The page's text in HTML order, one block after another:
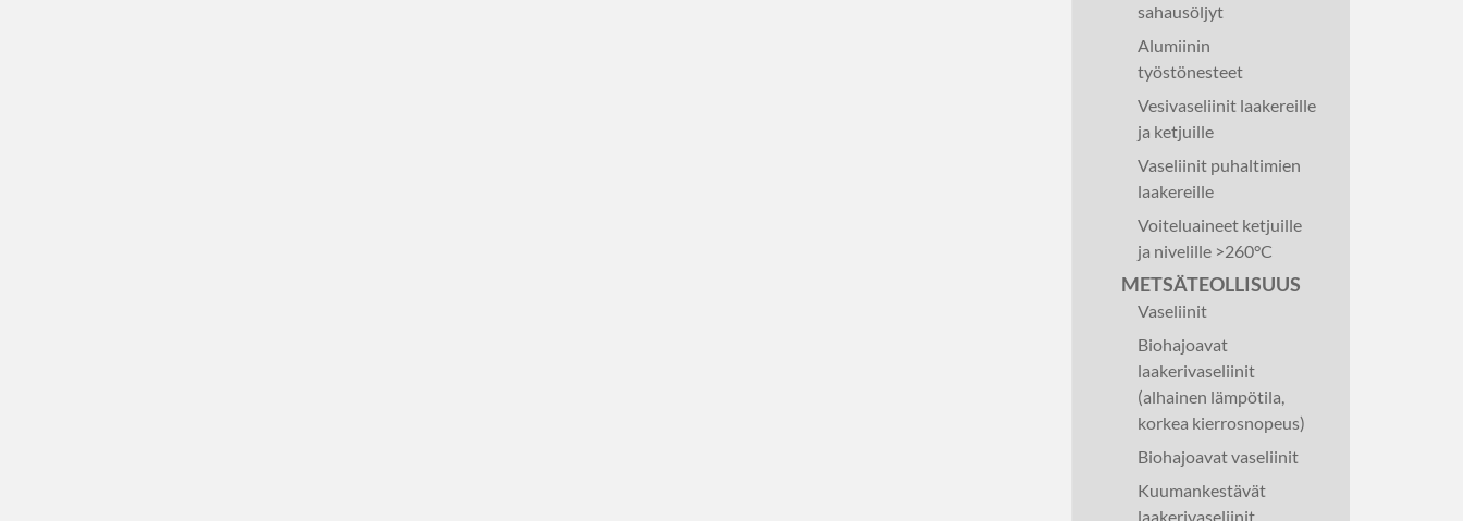
sahausöljyt
Alumiinin
työstönesteet
Vesivaseliinit laakereille
ja ketjuille
Vaseliinit puhaltimien
laakereille
Voiteluaineet ketjuille
ja nivelille >260°C
METSÄTEOLLISUUS
Vaseliinit
Biohajoavat
laakerivaseliinit
(alhainen lämpötila,
korkea kierrosnopeus)
Biohajoavat vaseliinit
Kuumankestävät
laakerivaseliinit